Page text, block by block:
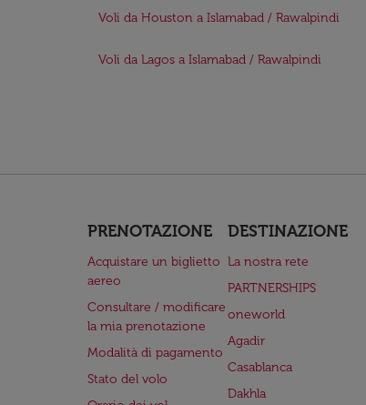
Voli da Houston a Islamabad / Rawalpindi
Voli da Lagos a Islamabad / Rawalpindi
PRENOTAZIONE
Acquistare un biglietto
aereo
Consultare / modificare
la mia prenotazione
Modalità di pagamento
Stato del volo
DESTINAZIONE
La nostra rete
PARTNERSHIPS
oneworld
Agadir
Casablanca
Dakhla